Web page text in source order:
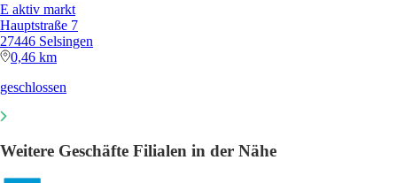
E aktiv markt
Hauptstraße 7
27446 Selsingen
0,46 km
geschlossen
Weitere Geschäfte Filialen in der Nähe